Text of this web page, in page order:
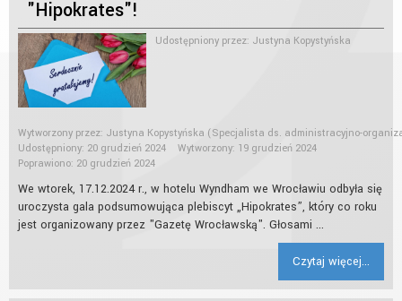
"Hipokrates"!
Udostępniony przez: Justyna Kopystyńska
Wytworzony przez: Justyna Kopystyńska (Specjalista ds. administracyjno-
Udostępniony: 20 grudzień 2024
Wytworzony: 19 grudzień 2024
Poprawiono: 20 grudzień 2024
We wtorek, 17.12.2024 r., w hotelu Wyndham we Wrocławiu odbyła się
uroczysta gala podsumowująca plebiscyt „Hipokrates”, który co roku
jest organizowany przez "Gazetę Wrocławską". Głosami ...
Czytaj więcej...